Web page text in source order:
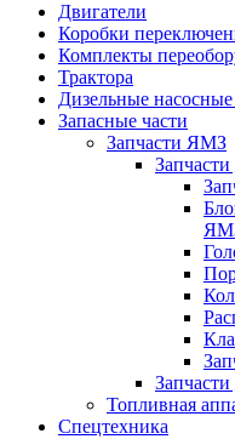
Двигатели
Коробки
Комплекты
Трактора
Дизельные насосные
Запасные части
Запчасти ЯМЗ
Запчасти
Топливная
Спецтехника